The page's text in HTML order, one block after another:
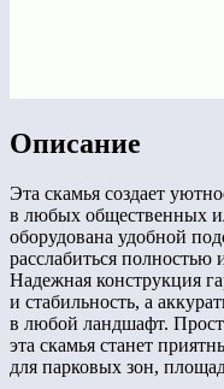
Описание
Эта скамья создает
в любых общественных
оборудована удобной
расслабиться полностью
Надежная конструкция
и стабильность, а
в любой ландшафт.
эта скамья станет
для парковых зон,